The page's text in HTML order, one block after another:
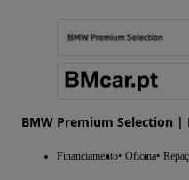
BMW Premium Selection |
Financiamento Oficina